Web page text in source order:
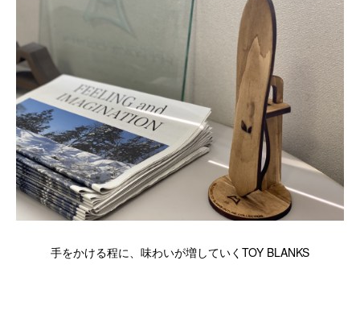
手をかける程に、味わいが増していくTOY BLANKS